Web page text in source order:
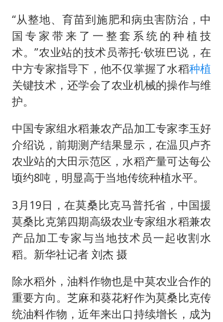
“从整地、育苗到施肥和病虫害防治，中
国专家带来了一整套系统的种植技
术。”农业站的技术员蒂托·钦班巴说，在
中方专家指导下，他不仅掌握了水稻种植
关键技术，还学会了农业机械的操作与维
护。
中国专家组水稻兼农产品加工专家李玉好
介绍说，前期测产结果显示，在温贝卢齐
农业站的大田示范区，水稻产量可达每公
顷约8吨，明显高于当地传统种植水平。
3月19日，在莫桑比克马普托省，中国援
莫桑比克第四期高级农业专家组水稻兼农
产品加工专家与当地技术员一起收割水
稻。新华社记者 刘杰 摄
除水稻外，油料作物也是中莫农业合作的
重要方向。芝麻和葵花籽作为莫桑比克传
统油料作物，近年来出口持续增长，成为